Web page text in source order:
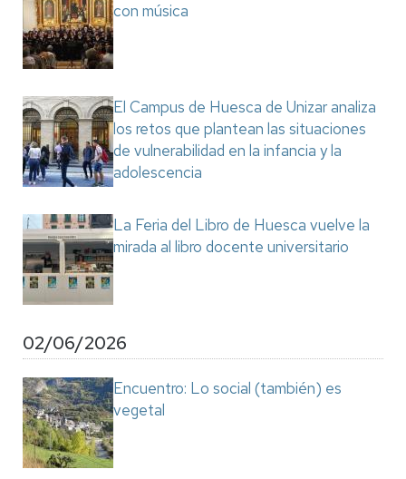
con música
El Campus de Huesca de Unizar analiza
los retos que plantean las situaciones
de vulnerabilidad en la infancia y la
adolescencia
La Feria del Libro de Huesca vuelve la
mirada al libro docente universitario
02/06/2026
Encuentro: Lo social (también) es
vegetal